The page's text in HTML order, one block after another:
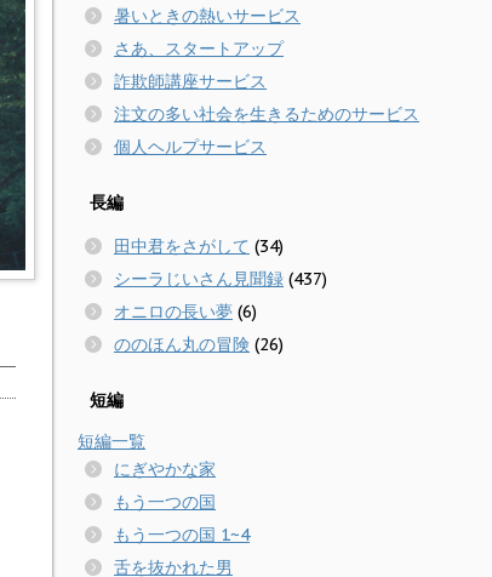
暑いときの熱いサービス
さあ、スタートアップ
詐欺師講座サービス
注文の多い社会を生きるためのサービス
個人ヘルプサービス
長編
田中君をさがして (34)
シーラじいさん見聞録 (437)
オニロの長い夢 (6)
ののほん丸の冒険 (26)
短編
短編一覧
にぎやかな家
もう一つの国
もう一つの国 1~4
舌を抜かれた男